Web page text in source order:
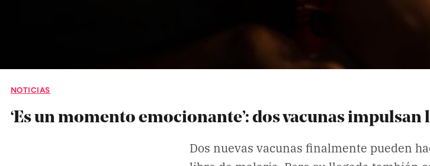
APÓYANOS
Pon tu lupa sobre lo
NOTICIAS
‘Es un momento emocionante’: dos vacunas
Dos nuevas vacunas finalmente pueden